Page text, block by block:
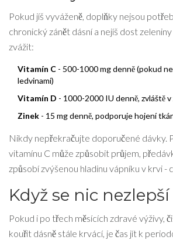
Pokud jíš vyváženě, doplňky nejsou
chronický zánět dásní a nejíš dost
zvážit:
Vitamín C - 500-1000 mg denně (pokud
ledvinami)
Vitamín D - 1000-2000 IU denně, zvláště v
Zinek - 15 mg denně, podporuje hojení
Nikdy nepřekračujte doporučené dávky.
vitamínu C může způsobit průjem,
způsobí zvýšenou hladinu vápníku v krvi -
Když se nic nezlepší
Pokud i po třech měsících zdravé výživy,
kouřit dásně stále krvácí, je čas jít k